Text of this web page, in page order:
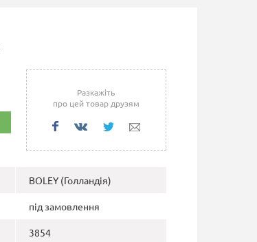
Разкажіть
про цей товар друзям
BOLEY (Голландія)
під замовлення
3854